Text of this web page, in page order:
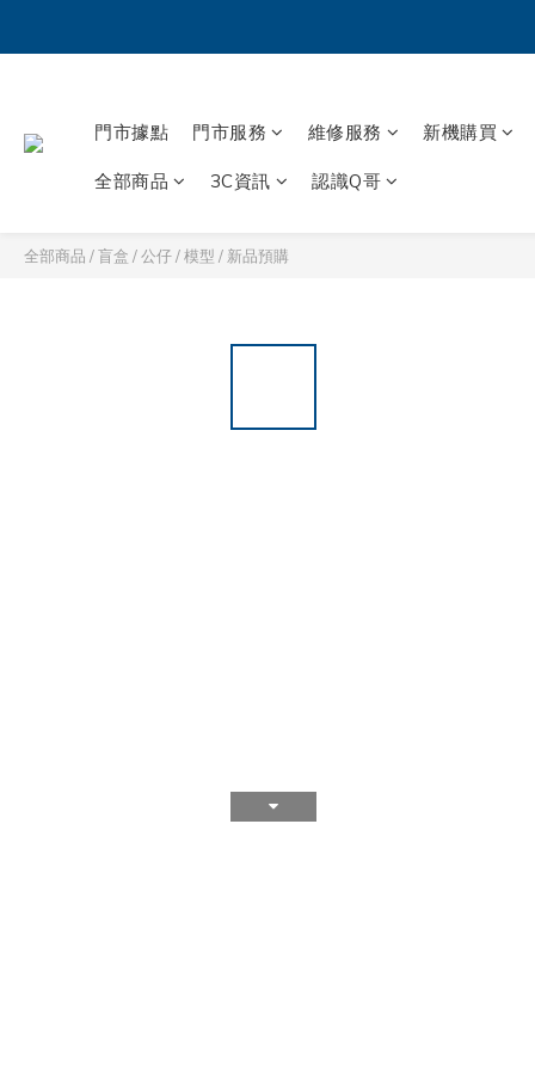
門市據點 門市服務 維修服務 新機購買
全部商品 3C資訊 認識Q哥
全部商品 /盲盒 / 公仔 / 模型 / 新品預購